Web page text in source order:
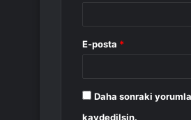
E-posta *
Daha sonraki
kaydedilsin.